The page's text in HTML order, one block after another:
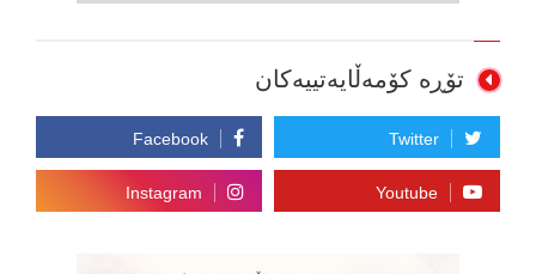
تۆڕە کۆمەڵایەتییەکان